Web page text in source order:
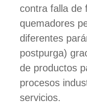
contra falla de
quemadores
diferentes
postpurga)
de productos
procesos
servicios.